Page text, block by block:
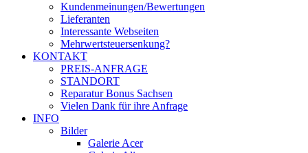
Kundenmeinungen/Bewertungen
Lieferanten
Interessante Webseiten
Mehrwertsteuersenkung?
KONTAKT
PREIS-ANFRAGE
STANDORT
Reparatur Bonus Sachsen
Vielen Dank für ihre Anfrage
INFO
Bilder
Galerie Acer